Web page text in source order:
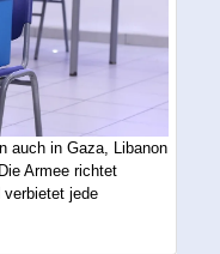
auch in Gaza, Libanon
Armee richtet
verbietet jede